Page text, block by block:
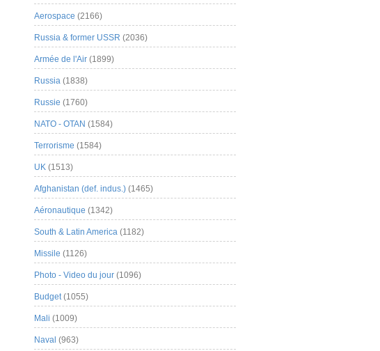
Aerospace (2166)
Russia & former USSR (2036)
Armée de l'Air (1899)
Russia (1838)
Russie (1760)
NATO - OTAN (1584)
Terrorisme (1584)
UK (1513)
Afghanistan (def. indus.) (1465)
Aéronautique (1342)
South & Latin America (1182)
Missile (1126)
Photo - Video du jour (1096)
Budget(1055)
Mali (1009)
Naval (963)